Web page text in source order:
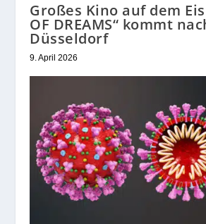
Großes Kino auf dem
OF DREAMS“ kommt
Düsseldorf
9. April 2026